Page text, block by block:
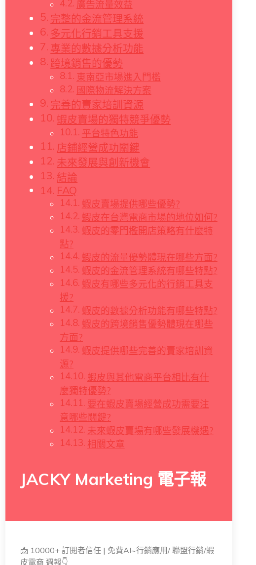
廣告流量效益
完整的金流管理系統
多元化行銷工具支援
專業的數據分析功能
跨境銷售的優勢
東南亞市場進入門檻
國際物流解決方案
完善的賣家培訓資源
蝦皮賣場的獨特競爭優勢
平台特色功能
店鋪經營成功關鍵
未來發展與創新機會
結論
FAQ
蝦皮賣場提供哪些優勢?
蝦皮在台灣電商市場的地位如何?
蝦皮的零門檻開店策略有什麼特
點?
蝦皮的流量優勢體現在哪些方面?
蝦皮的金流管理系統有哪些特點?
蝦皮有哪些多元化的行銷工具支
援?
蝦皮的數據分析功能有哪些特點?
蝦皮的跨境銷售優勢體現在哪些
方面?
蝦皮提供哪些完善的賣家培訓資
源?
蝦皮與其他電商平台相比有什
麼獨特優勢?
要在蝦皮賣場經營成功需要注
意哪些關鍵?
未來蝦皮賣場有哪些發展機遇?
相關文章
JACKY Marketing 電子報
📩 10000+ 訂閱者信任 | 免費AI~行銷應用/ 聯盟行銷/蝦
皮電商 週報👇